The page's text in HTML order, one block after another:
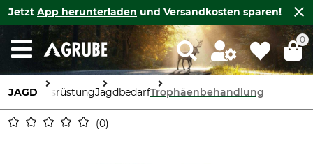
Jetzt App herunterladen und Versandkosten sparen!
0
JAGD AusrüstungJagdbedarfTrophäenbehandlung
0